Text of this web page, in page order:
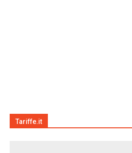
Tariffe.it